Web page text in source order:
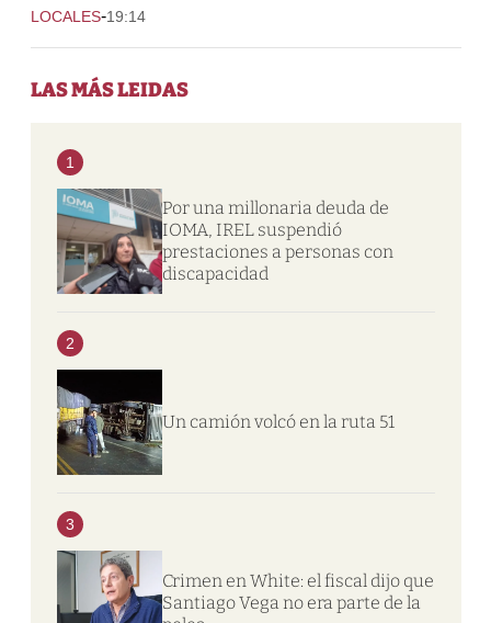
LOCALES-19:14
LAS MÁS LEIDAS
1
Por una millonaria deuda de
IOMA, IREL suspendió
prestaciones a personas con
discapacidad
2
Un camión volcó en la ruta 51
3
Crimen en White: el fiscal dijo que
Santiago Vega no era parte de la